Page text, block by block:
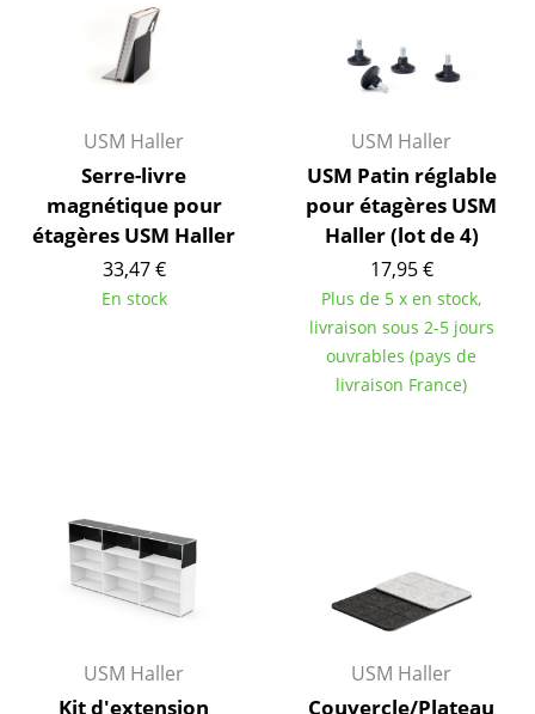
Cuisine & Salle à manger
Chambre à coucher
Entrée & Couloir
Salle de Bain
Cellier & Buanderie
Salles de réunion
Accueil & Réception
Solutions par branche
USM Haller
Serre-livre
magnétique pour
étagères USM Haller
33,47 €
En stock
USM Haller
USM Patin réglable
pour étagères USM
Haller (lot de 4)
17,95 €
Plus de 5 x en stock,
livraison sous 2-5 jours
ouvrables (pays de
livraison France)
USM Haller
Kit d'extension
USM Haller
Couvercle/Plateau